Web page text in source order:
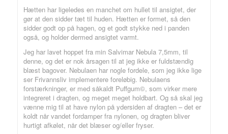
Hætten har ligeledes en manchet om hullet til ansigtet, der
gør at den sidder tæt til huden. Hætten er formet, så den
sidder godt op på hagen, og et godt stykke ned i panden
også, og holder dermed ansigtet varmt.
Jeg har lavet hoppet fra min Salvimar Nebula 7,5mm, til
denne, og det er nok årsagen til at jeg ikke er fuldstændig
blæst bagover. Nebulaen har nogle fordele, som jeg ikke lige
ser Frivannsliv implementere foreløbig. Nebulaens
forstærkninger, er med såkaldt Puffgum©, som virker mere
integreret i dragten, og meget meget holdbart. Og så skal jeg
vænne mig til at have nylon på ydersiden af dragten – det er
koldt når vandet fordamper fra nylonen, og dragten bliver
hurtigt afkølet, når det blæser og/eller fryser.